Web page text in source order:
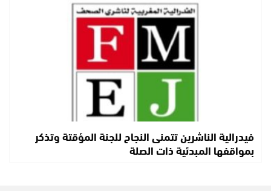
فيدرالية الناشرين تتمنى النجاح للجنة المؤقتة وتذكر
بمواقفها المبدئية ذات الصلة